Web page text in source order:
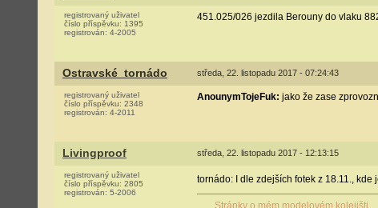
registrovaný uživatel
číslo příspěvku: 1395
registrován: 4-2005
451.025/026 jezdila Berouny do vlaku
Ostravské_tornádo středa, 22. listopadu 2017 - 07:24:43
registrovaný uživatel
číslo příspěvku: 2348
registrován: 4-2011
AnounymTojeFuk: jako že zase
Livingproof středa, 22. listopadu 2017 - 12:13:15
registrovaný uživatel
číslo příspěvku: 2805
registrován: 5-2006
tornádo: I dle zdejších fotek z 18.11., kde
Stránky o mém modelovém kolejišti